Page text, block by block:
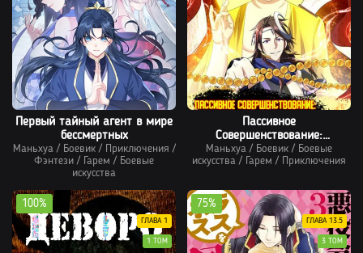
Первый тайный агент в мире
бессмертных
Маньхуа/ Боевик/ Приключения /
Фэнтези / Гарем / Боевые
искусства
Пассивное
Совершенствование:
Становление Буддой В
Демонической Секте
Маньхуа / Боевик / Боевые
искусства / Гарем / Приключения
100%
ГЛАВА 1
1 ТОМ
75%
ГЛАВА 13.5
3 ТОМ